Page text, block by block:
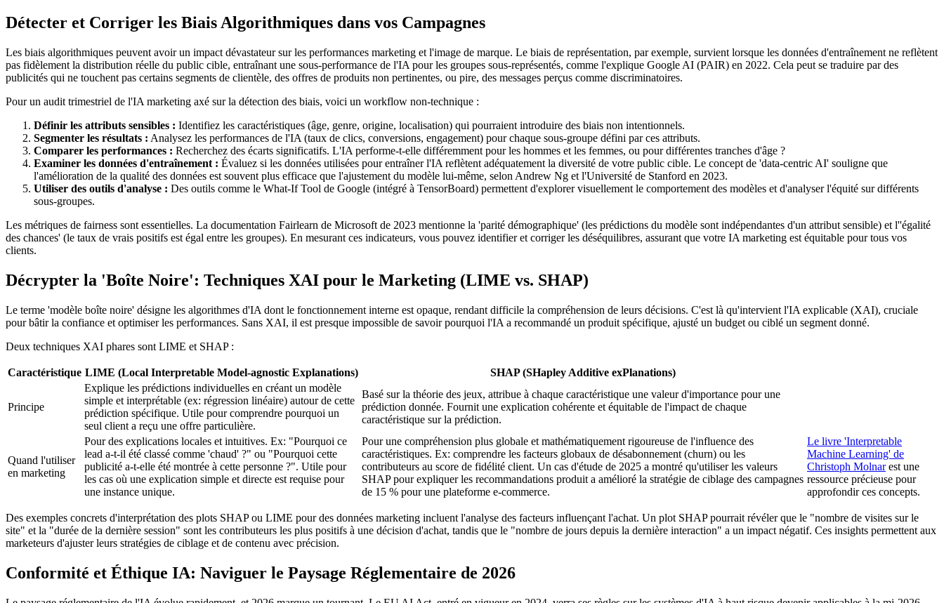
Détecter et Corriger les Biais Algorithmiques dans vos Campagnes
Les biais algorithmiques peuvent avoir un impact dévastateur sur les performances marketing et l'image de marque. Le biais de représentation, par exemple, survient lorsque les données d'entraînement ne reflètent
pas fidèlement la distribution réelle du public cible, entraînant une sous-performance de l'IA pour les groupes sous-représentés, comme l'explique Google AI (PAIR) en 2022. Cela peut se traduire par des
publicités qui ne touchent pas certains segments de clientèle, des offres de produits non pertinentes, ou pire, des messages perçus comme discriminatoires.
Pour un audit trimestriel de l'IA marketing axé sur la détection des biais, voici un workflow non-technique :
Définir les attributs sensibles : Identifiez les caractéristiques (âge, genre, origine, localisation) qui pourraient introduire des biais non intentionnels.
Segmenter les résultats : Analysez les performances de l'IA (taux de clics, conversions, engagement) pour chaque sous-groupe défini par ces attributs.
Comparer les performances : Recherchez des écarts significatifs. L'IA performe-t-elle différemment pour les hommes et les femmes, ou pour différentes tranches d'âge ?
Examiner les données d'entraînement : Évaluez si les données utilisées pour entraîner l'IA reflètent adéquatement la diversité de votre public cible. Le concept de 'data-centric AI' souligne que
l'amélioration de la qualité des données est souvent plus efficace que l'ajustement du modèle lui-même, selon Andrew Ng et l'Université de Stanford en 2023.
Utiliser des outils d'analyse : Des outils comme le What-If Tool de Google (intégré à TensorBoard) permettent d'explorer visuellement le comportement des modèles et d'analyser l'équité sur différents
sous-groupes.
Les métriques de fairness sont essentielles. La documentation Fairlearn de Microsoft de 2023 mentionne la 'parité démographique' (les prédictions du modèle sont indépendantes d'un attribut sensible) et l''égalité
des chances' (le taux de vrais positifs est égal entre les groupes). En mesurant ces indicateurs, vous pouvez identifier et corriger les déséquilibres, assurant que votre IA marketing est équitable pour tous vos
clients.
Décrypter la 'Boîte Noire': Techniques XAI pour le Marketing (LIME vs. SHAP)
Le terme 'modèle boîte noire' désigne les algorithmes d'IA dont le fonctionnement interne est opaque, rendant difficile la compréhension de leurs décisions. C'est là qu'intervient l'IA explicable (XAI), cruciale
pour bâtir la confiance et optimiser les performances. Sans XAI, il est presque impossible de savoir pourquoi l'IA a recommandé un produit spécifique, ajusté un budget ou ciblé un segment donné.
Deux techniques XAI phares sont LIME et SHAP :
Caractéristique LIME (Local Interpretable Model-agnostic Explanations) SHAP (SHapley Additive exPlanations)
Principe
Explique les prédictions individuelles en créant un modèle
simple et interprétable (ex: régression linéaire) autour de cette
prédiction spécifique. Utile pour comprendre pourquoi un
seul client a reçu une offre particulière.
Basé sur la théorie des jeux, attribue à chaque caractéristique une valeur d'importance pour une
prédiction donnée. Fournit une explication cohérente et équitable de l'impact de chaque
caractéristique sur la prédiction.
Quand l'utiliser
en marketing
Pour des explications locales et intuitives. Ex: "Pourquoi ce
lead a-t-il été classé comme 'chaud' ?" ou "Pourquoi cette
publicité a-t-elle été montrée à cette personne ?". Utile pour
les cas où une explication simple et directe est requise pour
une instance unique.
Pour une compréhension plus globale et mathématiquement rigoureuse de l'influence des
caractéristiques. Ex: comprendre les facteurs globaux de désabonnement (churn) ou les
contributeurs au score de fidélité client. Un cas d'étude de 2025 a montré qu'utiliser les valeurs
SHAP pour expliquer les recommandations produit a amélioré la stratégie de ciblage des campagnes
de 15 % pour une plateforme e-commerce.
Le livre 'Interpretable
Machine Learning' de
Christoph Molnarest une
ressource précieuse pour
approfondir ces concepts.
Des exemples concrets d'interprétation des plots SHAP ou LIME pour des données marketing incluent l'analyse des facteurs influençant l'achat. Un plot SHAP pourrait révéler que le "nombre de visites sur le
site" et la "durée de la dernière session" sont les contributeurs les plus positifs à une décision d'achat, tandis que le "nombre de jours depuis la dernière interaction" a un impact négatif. Ces insights permettent aux
marketeurs d'ajuster leurs stratégies de ciblage et de contenu avec précision.
Conformité et Éthique IA: Naviguer le Paysage Réglementaire de 2026